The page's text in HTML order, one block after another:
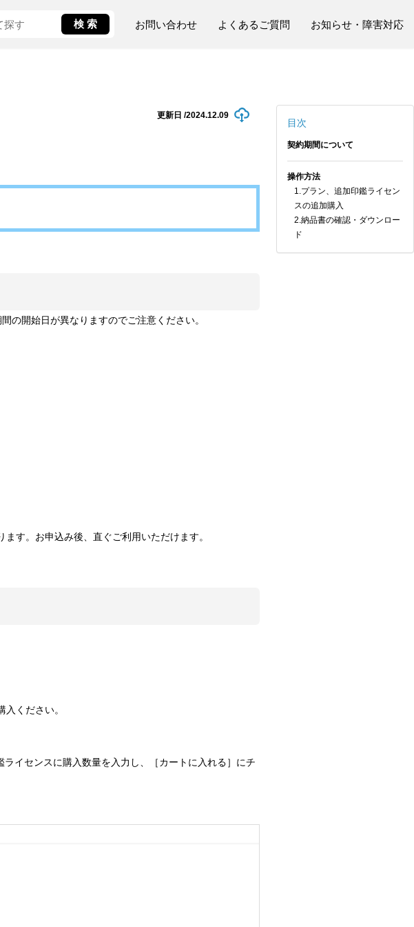
お問い合わせ よくあるご質問 お知らせ・障害対応
更新日 /2024.12.09
の開始日が異なりますのでご注意ください。
す。お申込み後、直ぐご利用いただけます。
入ください。
イセンスに購入数量を入力し、［カートに入れる］にチ
目次
契約期間について
操作方法
1.プラン、追加印鑑ライセン
スの追加購入
2.納品書の確認・ダウンロー
ド